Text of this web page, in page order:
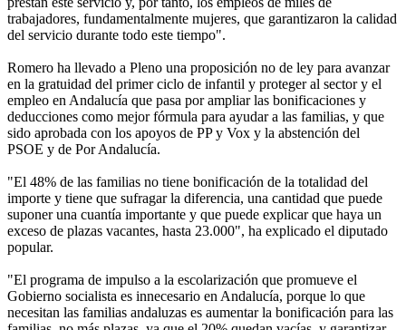
trabajadores, fundamentalmente mujeres, que garantizaron la calidad
del servicio durante todo este tiempo".
Romero ha llevado a Pleno una proposición no de ley para avanzar
en la gratuidad del primer ciclo de infantil y proteger al sector y el
empleo en Andalucía que pasa por ampliar las bonificaciones y
deducciones como mejor fórmula para ayudar a las familias, y que
sido aprobada con los apoyos de PP y Vox y la abstención del
PSOE y de Por Andalucía.
"El 48% de las familias no tiene bonificación de la totalidad del
importe y tiene que sufragar la diferencia, una cantidad que puede
suponer una cuantía importante y que puede explicar que haya un
exceso de plazas vacantes, hasta 23.000", ha explicado el diputado
popular.
"El programa de impulso a la escolarización que promueve el
Gobierno socialista es innecesario en Andalucía, porque lo que
necesitan las familias andaluzas es aumentar la bonificación para las